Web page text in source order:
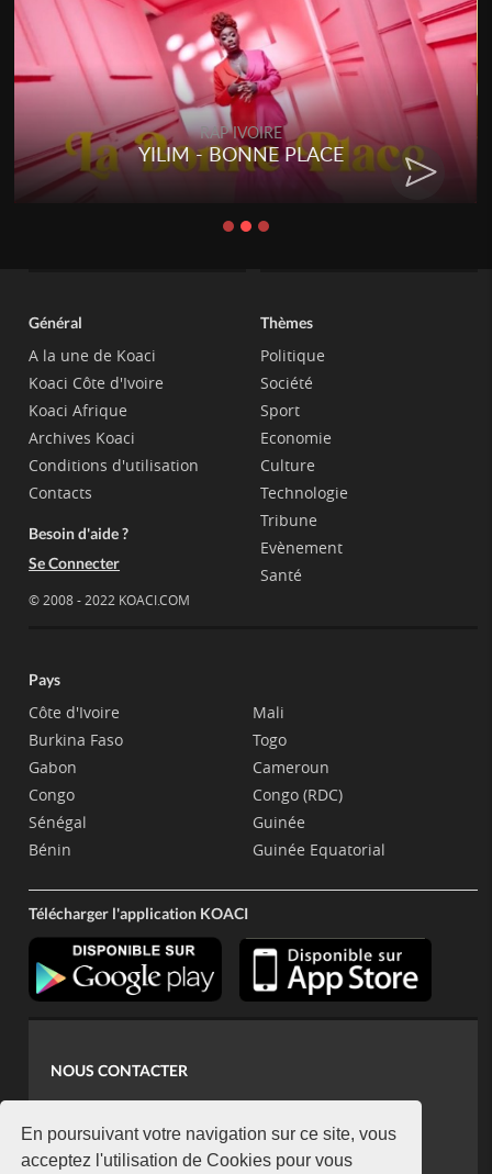
En poursuivant votre navigation sur ce site, vous
acceptez l'utilisation de Cookies pour vous
RAP IVOIRE
YILIM - BONNE PLACE
Général
A la une de Koaci
Koaci Côte d'Ivoire
Koaci Afrique
Archives Koaci
Conditions d'utilisation
Contacts
Besoin d'aide ?
Se Connecter
© 2008 - 2022 KOACI.COM
Thèmes
Politique
Société
Sport
Economie
Culture
Technologie
Tribune
Evènement
Santé
Pays
Côte d'Ivoire
Burkina Faso
Gabon
Congo
Sénégal
Bénin
Mali
Togo
Cameroun
Congo (RDC)
Guinée
Guinée Equatorial
Télécharger l'application KOACI
NOUS CONTACTER
koaci@yahoo.fr
+225 07 08 85 52 93